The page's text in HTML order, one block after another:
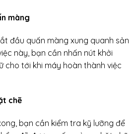
màng
đầu quấn màng xung quanh sản
này, bạn cần nhấn nút khởi
cho tới khi máy hoàn thành việc
chẽ
bạn cần kiểm tra kỹ lưỡng để